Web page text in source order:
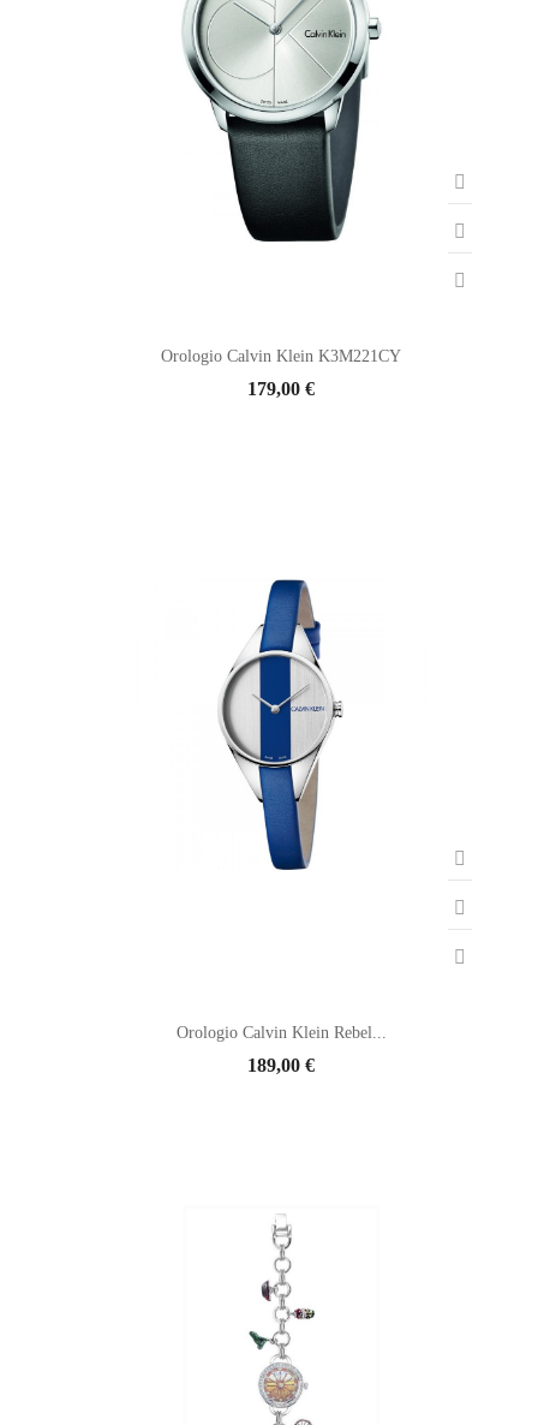
Orologio Calvin Klein K3M221CY
179,00 €
Orologio Calvin Klein Rebel...
189,00 €